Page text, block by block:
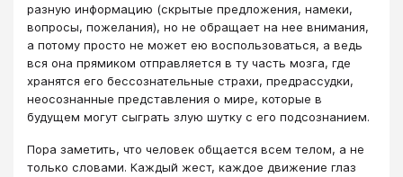
разную информацию (скрытые предложения, намеки,
вопросы, пожелания), но не обращает на нее внимания,
а потому просто не может ею воспользоваться, а ведь
вся она прямиком отправляется в ту часть мозга, где
хранятся его бессознательные страхи, предрассудки,
неосознанные представления о мире, которые в
будущем могут сыграть злую шутку с его подсознанием.
Пора заметить, что человек общается всем телом, а не
только словами. Каждый жест, каждое движение глаз